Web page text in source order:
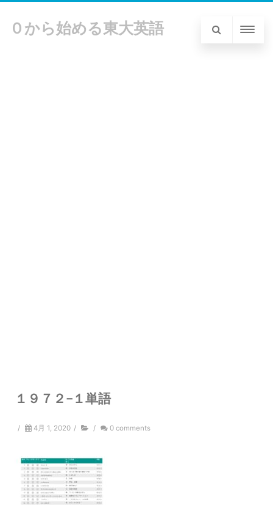
０から始める東大英語
１９７２−１単語
/ 4月 1, 2020 / / 0 comments